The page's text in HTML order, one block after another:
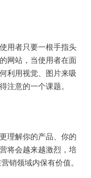
用者只要一根手指头
网站，当使用者在面
利用视觉、图片来吸
注意的一个课题。
理解你的产品、你的
将会越来越激烈，培
销领域内保有价值。